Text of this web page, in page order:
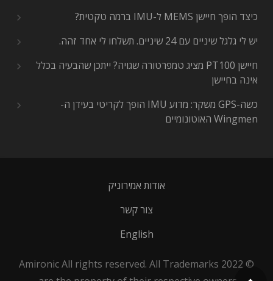
כיצד הופך חיישן MEMS ל-IMU ברמה טקטית?
יש לי גלגל שיניים עם 24 שיניים. תשלחו לי אחד זהה.
חיישן PT100 מציג טמפרטורה שגויה? ייתכן שהבעיה בכלל
אינה בחיישן
כשה-GPS משקר: מדוע IMU הופך לקריטי בעידן ה-
Wingmen האוטונומיים
אודות אמירוניק
צור קשר
English
© 2022 Amironic All rights reserved. All Trademarks